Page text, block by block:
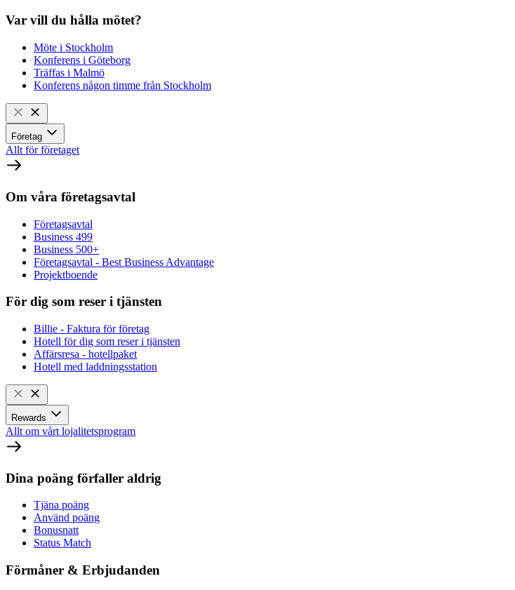
Var vill du hålla mötet?
Möte i Stockholm
Konferens i Göteborg
Träffas i Malmö
Konferens någon timme från Stockholm
Företag
Allt för företaget
Om våra företagsavtal
Företagsavtal
Business 499
Business 500+
Företagsavtal - Best Business Advantage
Projektboende
För dig som reser i tjänsten
Billie - Faktura för företag
Hotell för dig som reser i tjänsten
Affärsresa - hotellpaket
Hotell med laddningsstation
Rewards
Allt om vårt lojalitetsprogram
Dina poäng förfaller aldrig
Tjäna poäng
Använd poäng
Bonusnatt
Status Match
Förmåner & Erbjudanden